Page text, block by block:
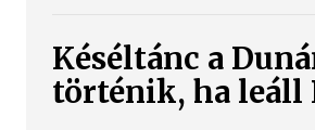
Késéltánc a
történik, ha leáll